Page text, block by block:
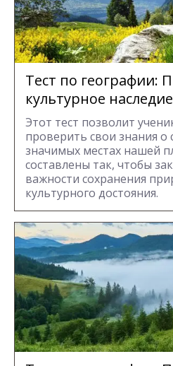
Тест по географии:
культурное
Этот тест позволит
проверить свои знания о
значимых местах нашей
составлены так, чтобы
важности сохранения
культурного достояния.